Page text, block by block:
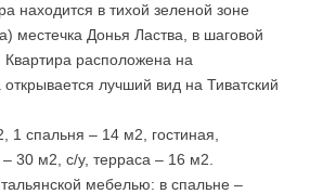
находится в тихой зеленой зоне
местечка Донья Ластва, в шаговой
Квартира расположена на
лучший вид на Тиватский
1 спальня – 14 м2, гостиная,
30 м2, с/у, терраса – 16 м2.
мебелью: в спальне –